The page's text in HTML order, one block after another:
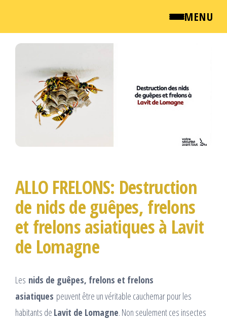
MENU
QUI SOMMES NOUS ?
NEWSROOM
TARIFS
Passer
ALLO FRELONS: Destruction
de nids de guêpes, frelons
et frelons asiatiques à Lavit
de Lomagne
Les nids de guêpes, frelons et frelons
asiatiques peuvent être un véritable cauchemar pour les
habitants de Lavit de Lomagne. Non seulement ces insectes